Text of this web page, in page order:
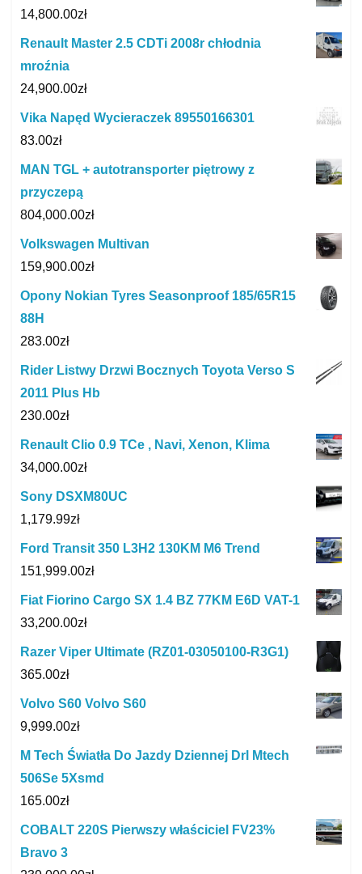
14,800.00zł
Renault Master 2.5 CDTi 2008r chłodnia
mroźnia
24,900.00zł
Vika Napęd Wycieraczek 89550166301
83.00zł
MAN TGL + autotransporter piętrowy z
przyczepą
804,000.00zł
Volkswagen Multivan
159,900.00zł
Opony Nokian Tyres Seasonproof 185/65R15
88H
283.00zł
Rider Listwy Drzwi Bocznych Toyota Verso S
2011 Plus Hb
230.00zł
Renault Clio 0.9 TCe , Navi, Xenon, Klima
34,000.00zł
Sony DSXM80UC
1,179.99zł
Ford Transit 350 L3H2 130KM M6 Trend
151,999.00zł
Fiat Fiorino Cargo SX 1.4 BZ 77KM E6D VAT-1
33,200.00zł
Razer Viper Ultimate (RZ01-03050100-R3G1)
365.00zł
Volvo S60 Volvo S60
9,999.00zł
M Tech Światła Do Jazdy Dziennej Drl Mtech
506Se 5Xsmd
165.00zł
COBALT 220S Pierwszy właściciel FV23%
Bravo 3